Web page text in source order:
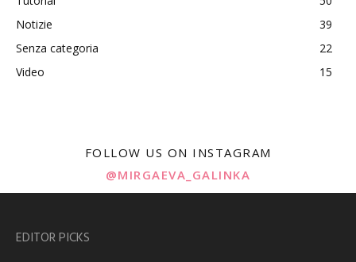
Notizie
39
Senza categoria
22
Video
15
FOLLOW US ON INSTAGRAM
@MIRGAEVA_GALINKA
EDITOR PICKS